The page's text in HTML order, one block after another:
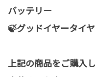
バッテリー
🍃グッドイヤータ
上記の商品をご購入